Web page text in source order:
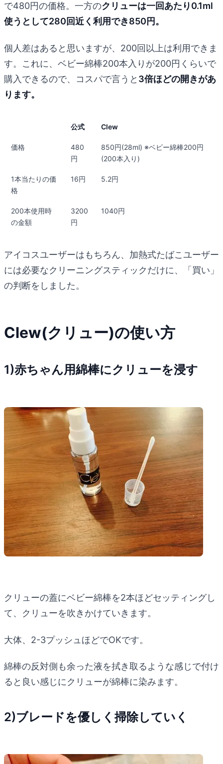
で480円の価格。一方のクリューは一回あたり0.1ml
使うとして280回近く利用でき850円。
個人差はあると思いますが、200回以上は利用できま
す。これに、ベビー綿棒200本入りが200円くらいで
購入できるので、コスパで言うと 3倍ほどの開きがあ
ります。
公式 Clew
価格
480
円
850円(28ml) ※ベビー綿棒200円
(200本入り)
1本当たりの価
格
16円 5.2円
200本使用時
の金額
3200
円
1040円
アイコスユーザーはもちろん、加熱式たばこユーザー
には必要なクリーニングスティックだけに、「買い」
の判断をしました。
Clew(クリュー)の使い方
1)赤ちゃん用綿棒にクリューを浸す
クリューの蓋にベビー綿棒を2本ほどセッティングし
て、クリューを吹きかけていきます。
大体、2-3プッシュほどでOKです。
綿棒の反対側も余った液を拭き取るような感じで付け
ると良い感じにクリューが綿棒に染みます。
2)ブレードを優しく掃除していく